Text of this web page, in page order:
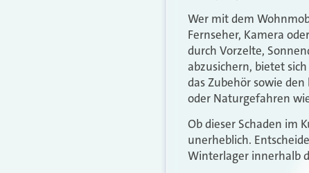
Wer mit dem
Fernseher, Kamera
durch Vorzelte,
abzusichern, bietet
das Zubehör sowie
oder Naturgefahren
Ob dieser Schaden im
unerheblich.
Winterlager innerhalb